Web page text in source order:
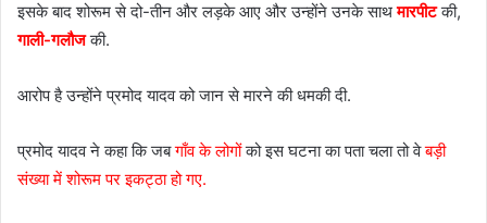
इसके बाद शोरूम से दो-तीन और लड़के आए और उन्होंने उनके साथमारपीट की,
गाली-गलौजकी.
आरोप है उन्होंने प्रमोद यादव को जान से मारने की धमकी दी.
प्रमोद यादव ने कहा कि जबगाँव के लोगोंको इस घटना का पता चला तो वेबड़ी
संख्या में शोरूम पर इकट्ठा हो गए.